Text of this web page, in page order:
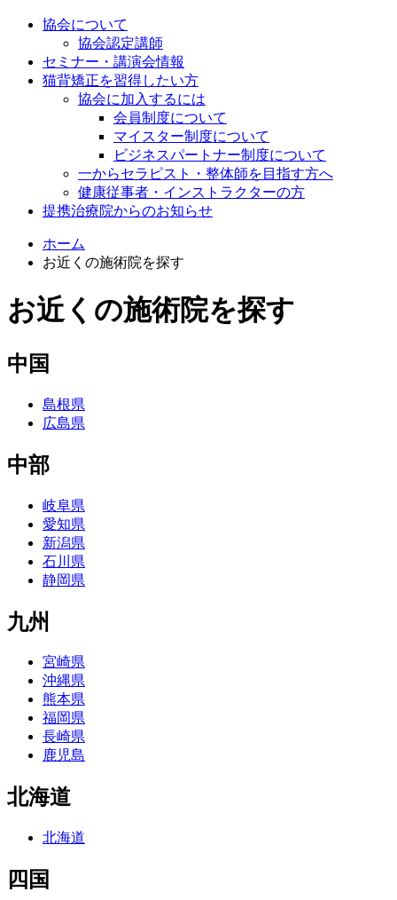
協会について
協会認定講師
セミナー・講演会情報
猫背矯正を習得したい方
協会に加入するには
会員制度について
マイスター制度について
ビジネスパートナー制度について
一からセラピスト・整体師を目指す方へ
健康従事者・インストラクターの方
提携治療院からのお知らせ
ホーム
お近くの施術院を探す
お近くの施術院を探す
中国
島根県
広島県
中部
岐阜県
愛知県
新潟県
石川県
静岡県
九州
宮崎県
沖縄県
熊本県
福岡県
長崎県
鹿児島
北海道
北海道
四国